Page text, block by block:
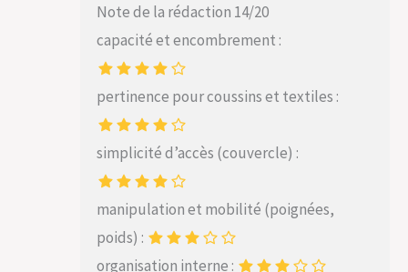
Note de la rédaction 14/20
capacité et encombrement :
pertinence pour coussins et textiles :
simplicité d’accès (couvercle) :
manipulation et mobilité (poignées,
poids) :
organisation interne :